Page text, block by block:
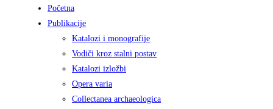
Početna
Publikacije
Katalozi i monografije
Vodiči kroz stalni postav
Katalozi izložbi
Opera varia
Collectanea archaeologica